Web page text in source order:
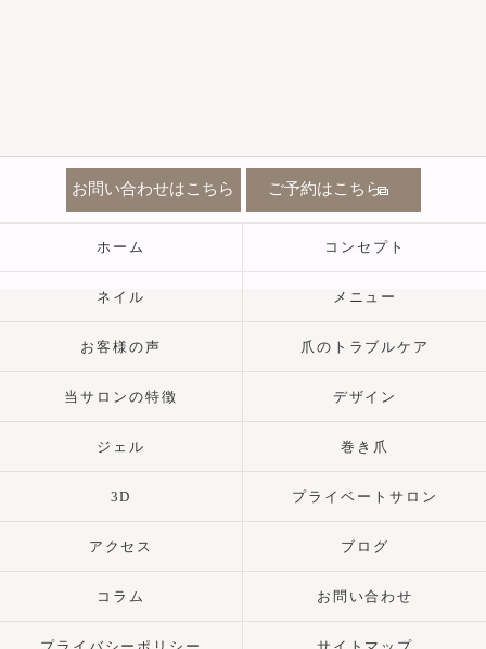
お問い合わせはこちら ご予約はこちら
ホーム コンセプト
ネイル メニュー
お客様の声 爪のトラブルケア
当サロンの特徴 デザイン
ジェル 巻き爪
3D プライベートサロン
アクセス ブログ
コラム お問い合わせ